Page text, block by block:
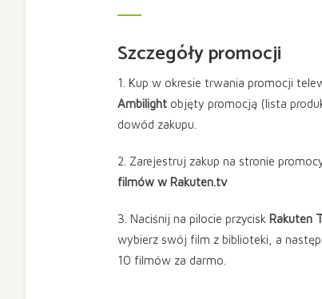
Szczegóły promocji
1. Kup w okresie trwania promocji
Ambilight objęty promocją (lista
dowód zakupu.
2. Zarejestruj zakup na stronie
filmów w Rakuten.tv
3. Naciśnij na pilocie przycisk Rakuten
wybierz swój film z biblioteki, a
10 filmów za darmo.